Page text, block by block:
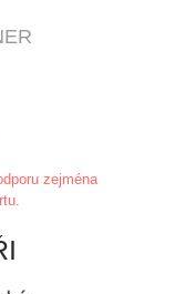
zejména